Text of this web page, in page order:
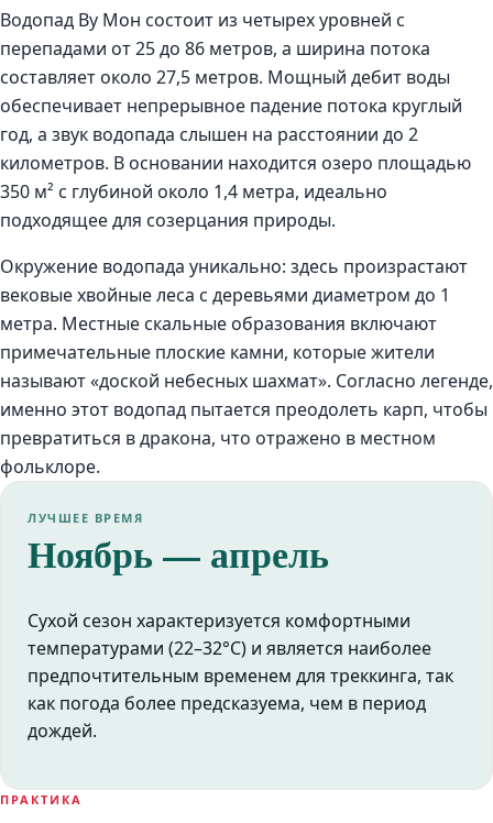
Водопад Ву Мон состоит из четырех уровней с
перепадами от 25 до 86 метров, а ширина потока
составляет около 27,5 метров. Мощный дебит воды
обеспечивает непрерывное падение потока круглый
год, а звук водопада слышен на расстоянии до 2
километров. В основании находится озеро площадью
350 м² с глубиной около 1,4 метра, идеально
подходящее для созерцания природы.
Окружение водопада уникально: здесь произрастают
вековые хвойные леса с деревьями диаметром до 1
метра. Местные скальные образования включают
примечательные плоские камни, которые жители
называют «доской небесных шахмат». Согласно легенде,
именно этот водопад пытается преодолеть карп, чтобы
превратиться в дракона, что отражено в местном
фольклоре.
ЛУЧШЕЕ ВРЕМЯ
Ноябрь — апрель
Сухой сезон характеризуется комфортными
температурами (22–32°C) и является наиболее
предпочтительным временем для треккинга, так
как погода более предсказуема, чем в период
дождей.
ПРАКТИКА